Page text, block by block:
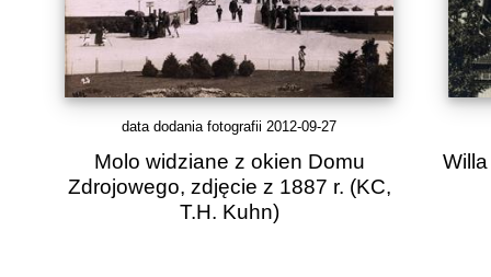
data dodania fotografii 2012-09-27
Molo widziane z okien Domu
Zdrojowego, zdjęcie z 1887 r. (KC,
T.H. Kuhn)